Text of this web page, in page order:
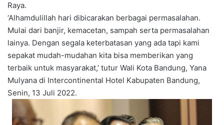
Raya.
‘Alhamdulillah hari dibicarakan berbagai permasalahan.
Mulai dari banjir, kemacetan, sampah serta permasalahan
lainya. Dengan segala keterbatasan yang ada tapi kami
sepakat mudah-mudahan kita bisa memberikan yang
terbaik untuk masyarakat,’ tutur Wali Kota Bandung, Yana
Mulyana di Intercontinental Hotel Kabupaten Bandung,
Senin, 13 Juli 2022.